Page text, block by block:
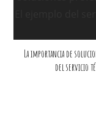
La importancia de
del servicio